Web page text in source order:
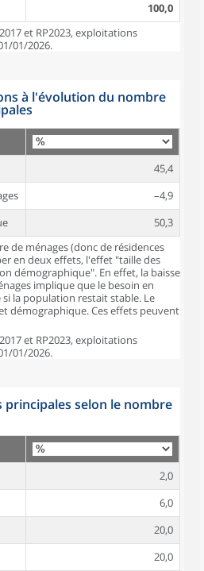
100,0
et RP2023, exploitations
01/2026.
à l'évolution du nombre
45,4
–4,9
50,3
de ménages (donc de résidences
en deux effets, l'effet "taille des
démographique". En effet, la baisse
implique que le besoin en
la population restait stable. Le
démographique. Ces effets peuvent
et RP2023, exploitations
01/2026.
principales selon le nombre
2,0
6,0
20,0
20,0